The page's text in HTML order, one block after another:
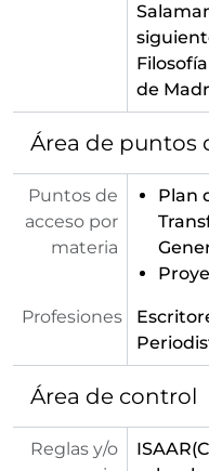
de
Área de puntos
Puntos de
acceso por
materia
Plan
Profesiones
Área de control
Reglas y/o